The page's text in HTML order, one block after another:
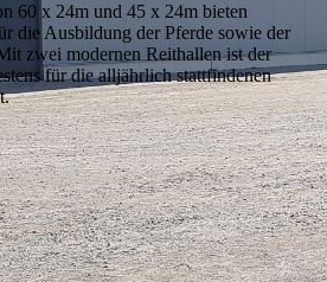
60 x 24m und 45 x 24m bieten
die Ausbildung der Pferde sowie der
zwei modernen Reithallen ist der
für die alljährlich stattfindenen